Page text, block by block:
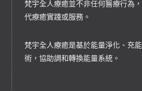
梵宇全人療癒並不非任何醫療行為
代療癒實踐或服務。
梵宇全人療癒是基於能量淨化、充
術，協助調和轉換能量系統。